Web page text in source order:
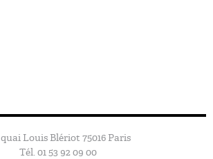
quai Louis Blériot 75016 Paris
Tél. 01 53 92 09 00